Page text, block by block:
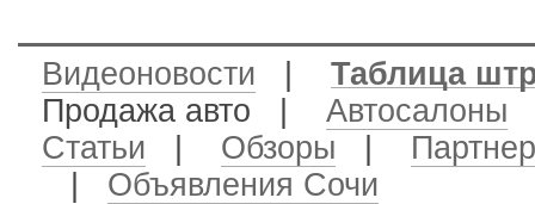
Видеоновости
Таблица
Продажа авто
Автосалоны
Статьи
Обзоры
Объявления Сочи